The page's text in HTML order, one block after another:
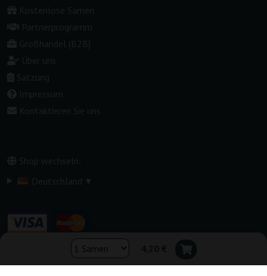
Kostenlose Samen
Partnerprogramm
Großhandel (B2B)
Über uns
Satzung
Impressum
Kontaktieren Sie uns
Shop wechseln:
Deutschland ▾